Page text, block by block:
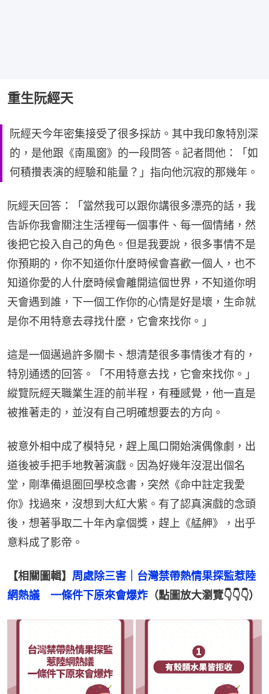
重生阮經天
阮經天今年密集接受了很多採訪。其中我印象特別深
的，是他跟《南風窗》的一段問答。記者問他：「如
何積攢表演的經驗和能量？」指向他沉寂的那幾年。
阮經天回答：「當然我可以跟你講很多漂亮的話，我
告訴你我會關注生活裡每一個事件、每一個情緒，然
後把它投入自己的角色。但是我要說，很多事情不是
你預期的，你不知道你什麼時候會喜歡一個人，也不
知道你愛的人什麼時候會離開這個世界，不知道你明
天會遇到誰，下一個工作你的心情是好是壞，生命就
是你不用特意去尋找什麼，它會來找你。」
這是一個邁過許多關卡、想清楚很多事情後才有的，
特別通透的回答。「不用特意去找，它會來找你。」
縱覽阮經天職業生涯的前半程，有種感覺，他一直是
被推著走的，並沒有自己明確想要去的方向。
被意外相中成了模特兒，趕上風口開始演偶像劇，出
道後被手把手地教著演戲。因為好幾年沒混出個名
堂，剛準備退圈回學校念書，突然《命中註定我愛
你》找過來，沒想到大紅大紫。有了認真演戲的念頭
後，想著爭取二十年內拿個獎，趕上《艋舺》，出乎
意料成了影帝。
【相關圖輯】 周處除三害｜台灣禁帶熱情果探監惹陸
網熱議　一條件下原來會爆炸 （點圖放大瀏覽👇👇👇）